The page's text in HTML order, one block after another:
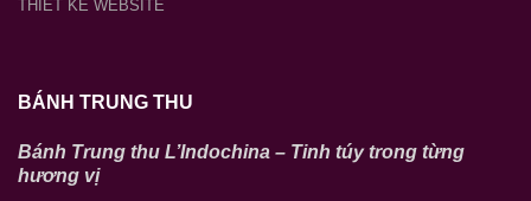
THIẾT KẾ WEBSITE
BỘ NHẬN DIỆN THƯƠNG HIỆU
BÁNH TRUNG THU
Bánh Trung thu L’Indochina – Tinh túy trong từng
hương vị